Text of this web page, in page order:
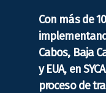
Con más de
Cabos, Baja
y EUA, en
proceso de